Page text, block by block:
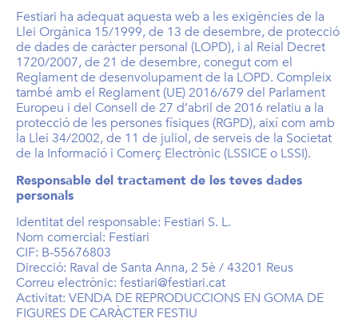
Festiari ha adequat aquesta web a les exigències de la
Llei Orgànica 15/1999, de 13 de desembre, de protecció
de dades de caràcter personal (LOPD), i al Reial Decret
1720/2007, de 21 de desembre, conegut com el
Reglament de desenvolupament de la LOPD. Compleix
també amb el Reglament (UE) 2016/679 del Parlament
Europeu i del Consell de 27 d’abril de 2016 relatiu a la
protecció de les persones físiques (RGPD), així com amb
la Llei 34/2002, de 11 de juliol, de serveis de la Societat
de la Informació i Comerç Electrònic (LSSICE o LSSI).
Responsable del tractament de les teves dades
personals
Identitat del responsable: Festiari S. L.
Nom comercial: Festiari
CIF: B-55676803
Direcció: Raval de Santa Anna, 2 5è / 43201 Reus
Correu electrònic: festiari@festiari.cat
Activitat: VENDA DE REPRODUCCIONS EN GOMA DE
FIGURES DE CARÀCTER FESTIU